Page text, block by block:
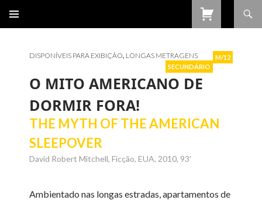
CONTEÚDO
DISPONÍVEIS PARA EXIBIÇÃO, LONGAS METRAGENS
M/12
SECUNDÁRIO
O MITO AMERICANO DE
DORMIR FORA!
THE MYTH OF THE AMERICAN
SLEEPOVER
David Robert Mitchell, Ficção, EUA, 2010, 93'
Ambientado nas longas estradas, apartamentos de